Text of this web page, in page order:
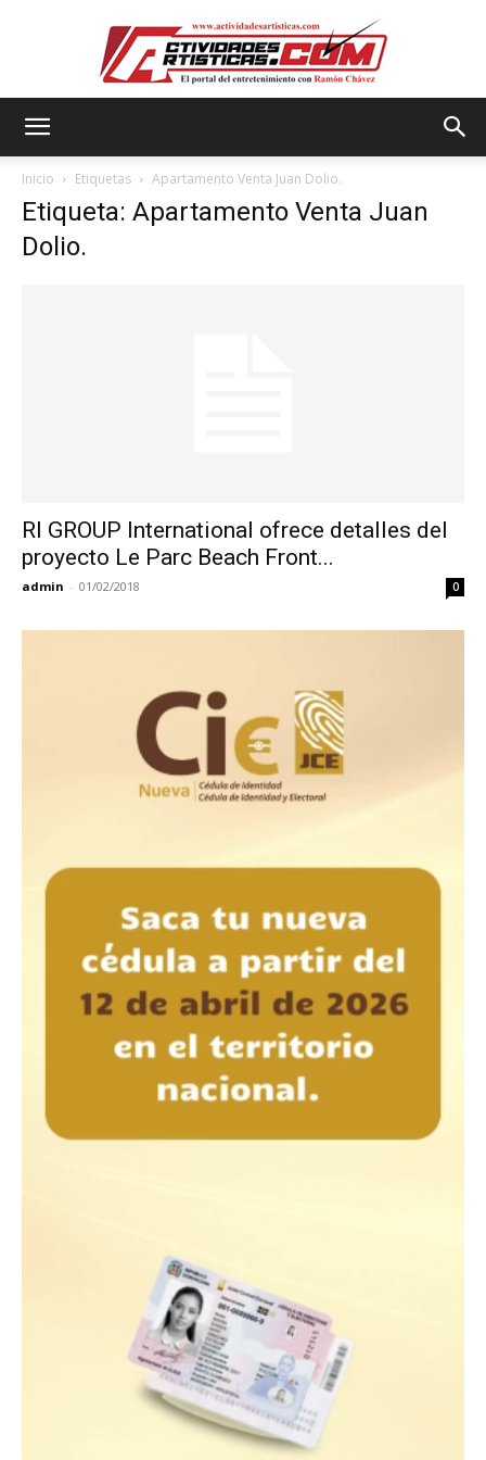
Inicio Etiquetas Apartamento Venta Juan Dolio.
Etiqueta: Apartamento Venta Juan
Dolio.
RI GROUP International ofrece detalles del
proyecto Le Parc Beach Front...
admin - 01/02/2018 0